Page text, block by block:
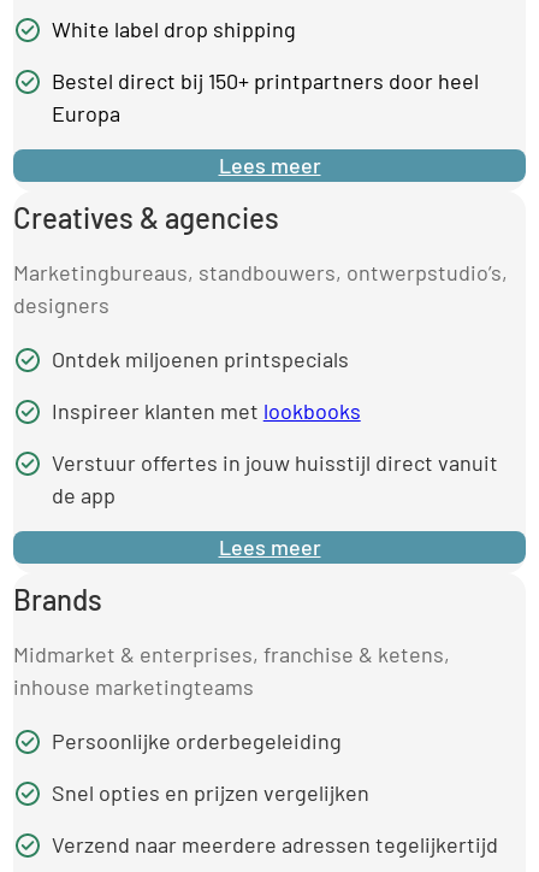
White label drop shipping
Bestel direct bij 150+ printpartners door heel
Europa
Lees meer
Creatives & agencies
Marketingbureaus, standbouwers, ontwerpstudio’s,
designers
Ontdek miljoenen printspecials
Inspireer klanten met lookbooks
Verstuur offertes in jouw huisstijl direct vanuit
de app
Lees meer
Brands
Midmarket & enterprises, franchise & ketens,
inhouse marketingteams
Persoonlijke orderbegeleiding
Snel opties en prijzen vergelijken
Verzend naar meerdere adressen tegelijkertijd